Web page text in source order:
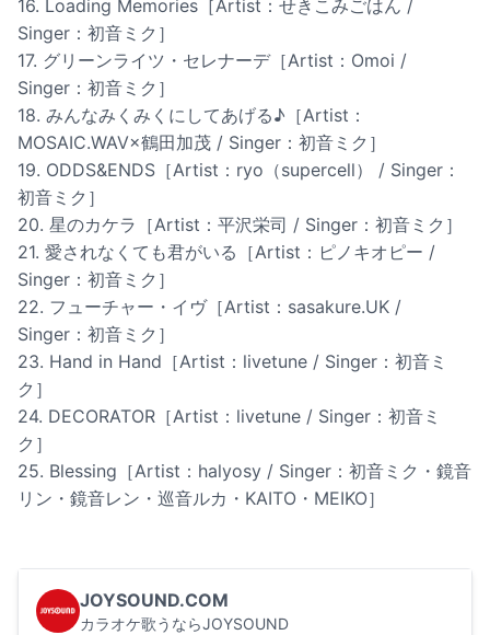
16. Loading Memories［Artist：せきこみごはん /
Singer：初音ミク］
17. グリーンライツ・セレナーデ［Artist：Omoi /
Singer：初音ミク］
18. みんなみくみくにしてあげる♪［Artist：
MOSAIC.WAV×鶴田加茂 / Singer：初音ミク］
19. ODDS&ENDS［Artist：ryo（supercell） / Singer：
初音ミク］
20. 星のカケラ［Artist：平沢栄司 / Singer：初音ミク］
21. 愛されなくても君がいる［Artist：ピノキオピー /
Singer：初音ミク］
22. フューチャー・イヴ［Artist：sasakure.UK /
Singer：初音ミク］
23. Hand in Hand［Artist：livetune / Singer：初音ミ
ク］
24. DECORATOR［Artist：livetune / Singer：初音ミ
ク］
25. Blessing［Artist：halyosy / Singer：初音ミク・鏡音
リン・鏡音レン・巡音ルカ・KAITO・MEIKO］
JOYSOUND.COM
カラオケ歌うならJOYSOUND